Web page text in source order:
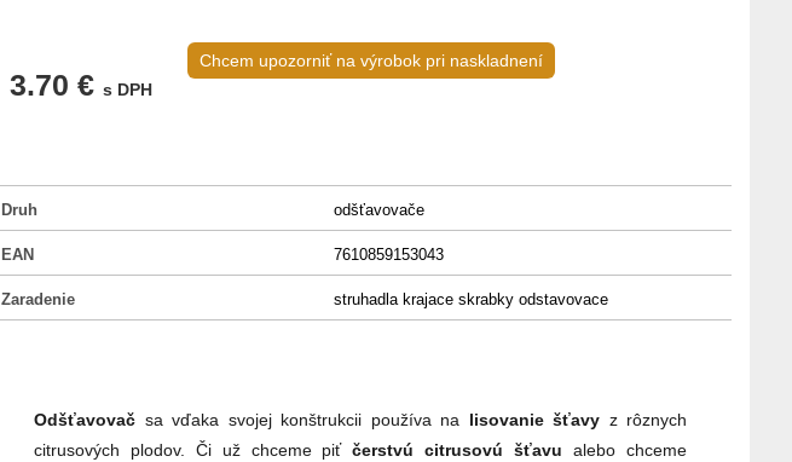
3.70 € s DPH
Chcem upozorniť na výrobok pri naskladnení
Druh odšťavovače
EAN 7610859153043
Zaradenie struhadla krajace skrabky odstavovace
Odšťavovač sa vďaka svojej konštrukcii používa na lisovanie šťavy z rôznych
citrusových plodov. Či už chceme piťčerstvú citrusovú šťavu alebo chceme